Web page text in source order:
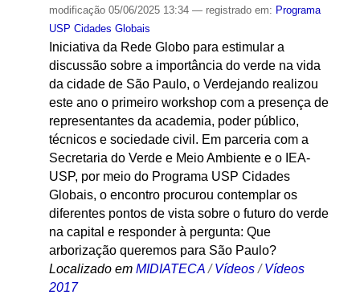
modificação05/06/2025 13:34 — registrado em: Programa
USP Cidades Globais
Iniciativa da Rede Globo para estimular a
discussão sobre a importância do verde na vida
da cidade de São Paulo, o Verdejando realizou
este ano o primeiro workshop com a presença de
representantes da academia, poder público,
técnicos e sociedade civil. Em parceria com a
Secretaria do Verde e Meio Ambiente e o IEA-
USP, por meio do Programa USP Cidades
Globais, o encontro procurou contemplar os
diferentes pontos de vista sobre o futuro do verde
na capital e responder à pergunta: Que
arborização queremos para São Paulo?
Localizado em MIDIATECA /Vídeos /Vídeos
2017